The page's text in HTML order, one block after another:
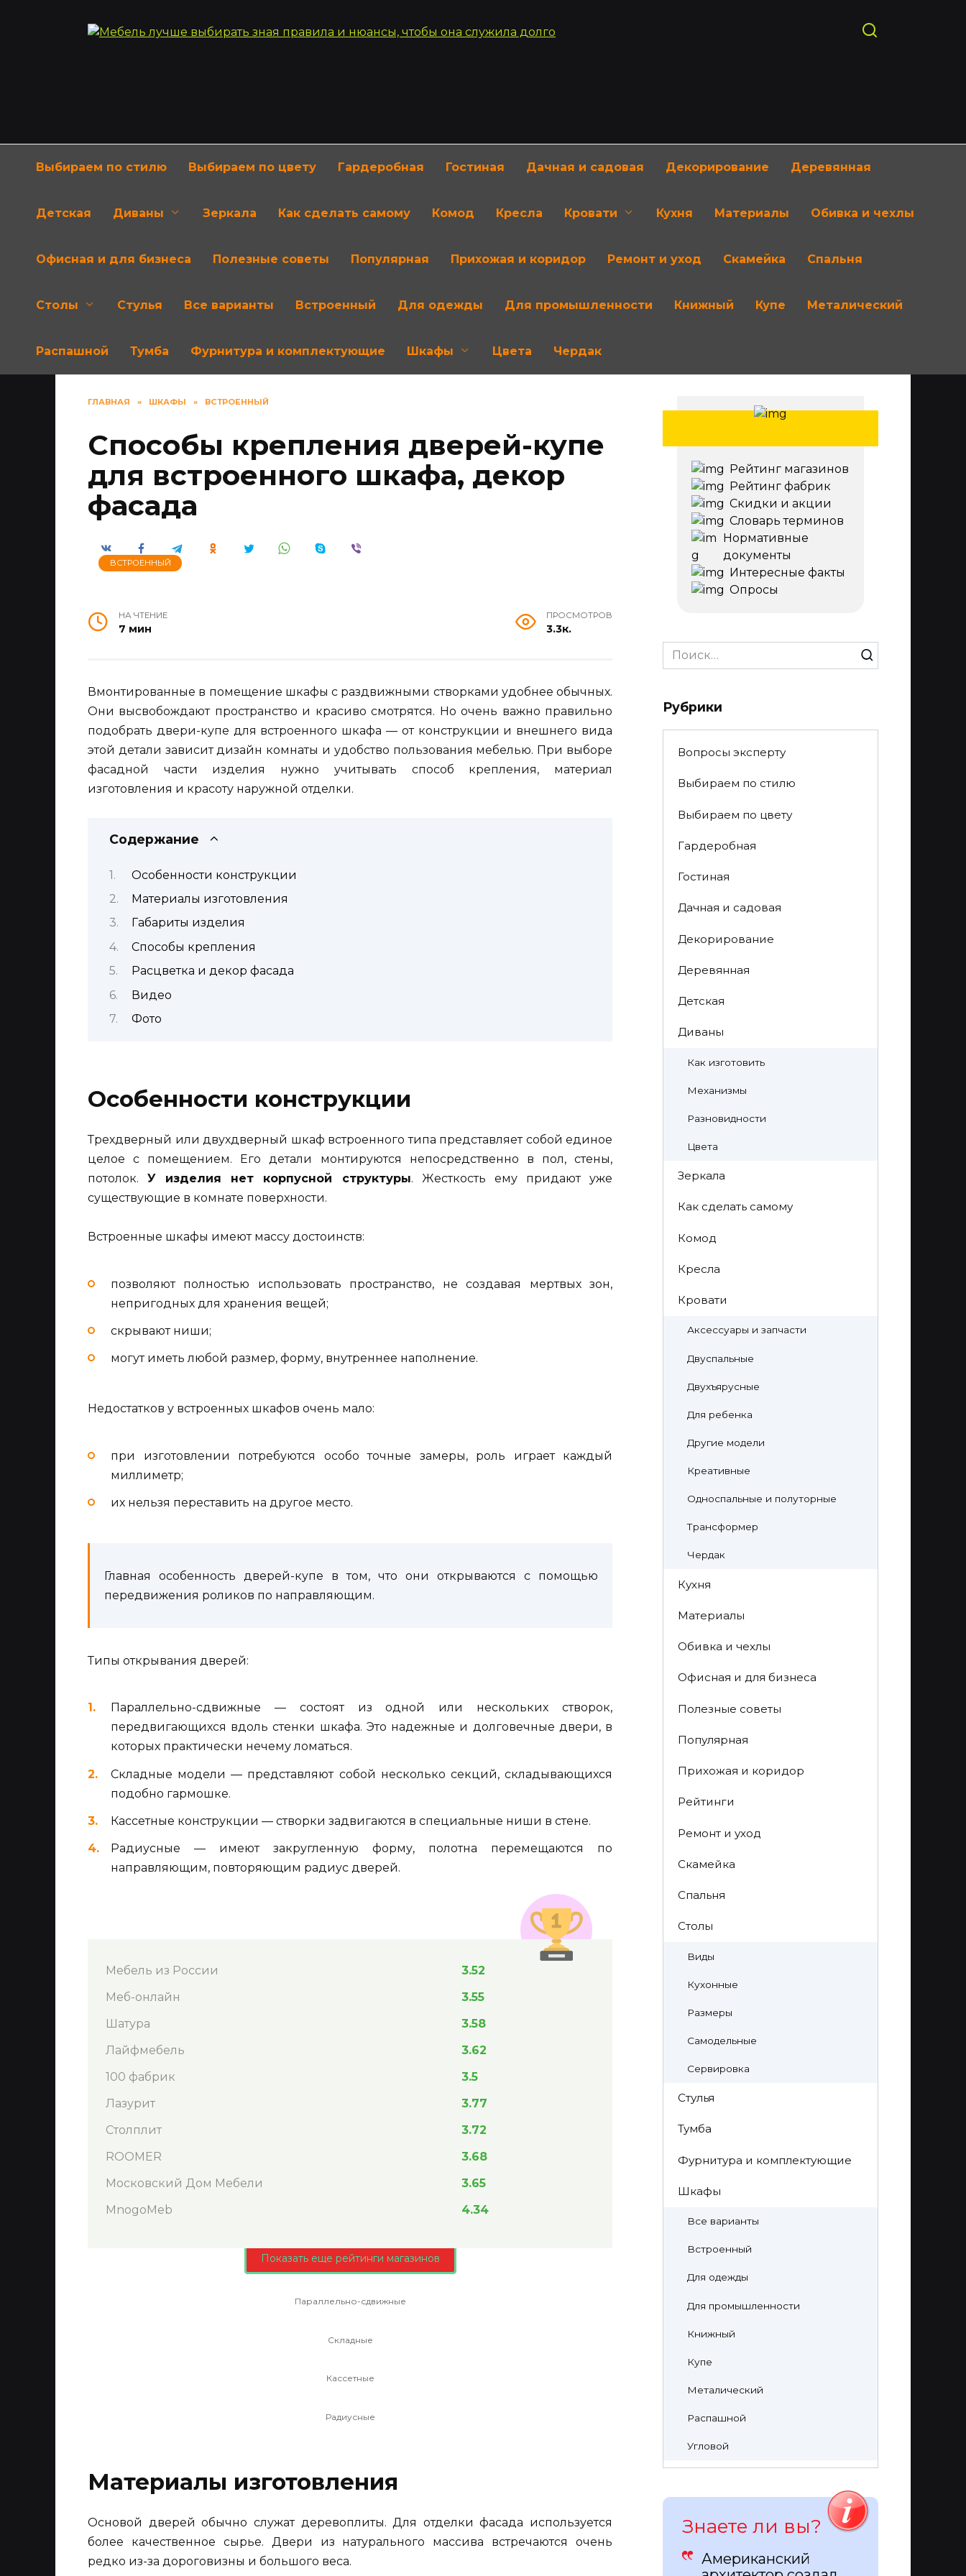
Выбираем по стилю Выбираем по цвету Гардеробная Гостиная Дачная и садовая Декорирование Деревянная
Детская Диваны Зеркала Как сделать самому Комод Кресла Кровати Кухня Материалы Обивка и чехлы
Офисная и для бизнеса Полезные советы Популярная Прихожая и коридор Ремонт и уход Скамейка Спальня
Столы Стулья Все варианты Встроенный Для одежды Для промышленности Книжный Купе Металический
Распашной Тумба Фурнитура и комплектующие Шкафы Цвета Чердак
ГЛАВНАЯ » ШКАФЫ » ВСТРОЕННЫЙ
Способы крепления дверей-купе
для встроенного шкафа, декор
фасада
ВСТРОЕННЫЙ
НА ЧТЕНИЕ
7 мин
ПРОСМОТРОВ
3.3к.
Вмонтированные в помещение шкафы с раздвижными створками удобнее обычных.
Они высвобождают пространство и красиво смотрятся. Но очень важно правильно
подобрать двери-купе для встроенного шкафа — от конструкции и внешнего вида
этой детали зависит дизайн комнаты и удобство пользования мебелью. При выборе
фасадной части изделия нужно учитывать способ крепления, материал
изготовления и красоту наружной отделки.
Содержание
Особенности конструкции
Материалы изготовления
Габариты изделия
Способы крепления
Расцветка и декор фасада
Видео
Фото
Особенности конструкции
Трехдверный или двухдверный шкаф встроенного типа представляет собой единое
целое с помещением. Его детали монтируются непосредственно в пол, стены,
потолок.У изделия нет корпусной структуры. Жесткость ему придают уже
существующие в комнате поверхности.
Встроенные шкафы имеют массу достоинств:
позволяют полностью использовать пространство, не создавая мертвых зон,
непригодных для хранения вещей;
скрывают ниши;
могут иметь любой размер, форму, внутреннее наполнение.
Недостатков у встроенных шкафов очень мало:
при изготовлении потребуются особо точные замеры, роль играет каждый
миллиметр;
их нельзя переставить на другое место.
Главная особенность дверей-купе в том, что они открываются с помощью
передвижения роликов по направляющим.
Типы открывания дверей:
Параллельно-сдвижные — состоят из одной или нескольких створок,
передвигающихся вдоль стенки шкафа. Это надежные и долговечные двери, в
которых практически нечему ломаться.
Складные модели — представляют собой несколько секций, складывающихся
подобно гармошке.
Кассетные конструкции — створки задвигаются в специальные ниши в стене.
Радиусные — имеют закругленную форму, полотна перемещаются по
направляющим, повторяющим радиус дверей.
Мебель из России
3.52
Меб-онлайн
3.55
Шатура
3.58
Лайфмебель
3.62
100 фабрик
3.5
Лазурит
3.77
Столплит
3.72
ROOMER
3.68
Московский Дом Мебели
3.65
MnogoMeb
4.34
Показать еще рейтинги магазинов
Параллельно-сдвижные
Складные
Кассетные
Радиусные
Материалы изготовления
Основой дверей обычно служат деревоплиты. Для отделки фасада используется
более качественное сырье. Двери из натурального массива встречаются очень
редко из-за дороговизны и большого веса.
Рейтинг магазинов
Рейтинг фабрик
Скидки и акции
Словарь терминов
Нормативные
документы
Интересные факты
Опросы
Search
for:
Рубрики
Вопросы эксперту
Выбираем по стилю
Выбираем по цвету
Гардеробная
Гостиная
Дачная и садовая
Декорирование
Деревянная
Детская
Диваны
Как изготовить
Механизмы
Разновидности
Цвета
Зеркала
Как сделать самому
Комод
Кресла
Кровати
Аксессуары и запчасти
Двуспальные
Двухъярусные
Для ребенка
Другие модели
Креативные
Односпальные и полуторные
Трансформер
Чердак
Кухня
Материалы
Обивка и чехлы
Офисная и для бизнеса
Полезные советы
Популярная
Прихожая и коридор
Рейтинги
Ремонт и уход
Скамейка
Спальня
Столы
Виды
Кухонные
Размеры
Самодельные
Сервировка
Стулья
Тумба
Фурнитура и комплектующие
Шкафы
Все варианты
Встроенный
Для одежды
Для промышленности
Книжный
Купе
Металический
Распашной
Угловой
Знаете ли вы?
Американский